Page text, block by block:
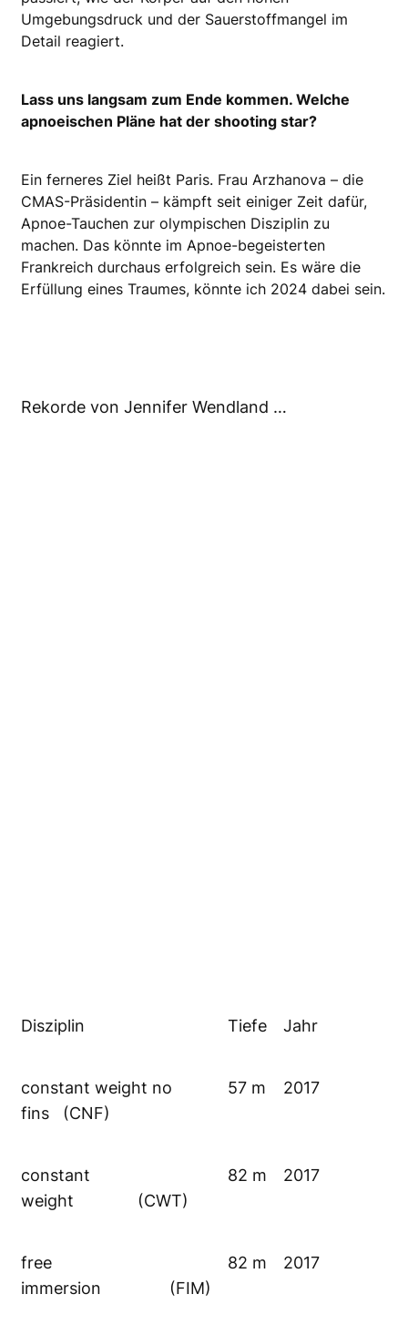
Umgebungsdruck und der Sauerstoffmangel im
Detail reagiert.
Lass uns langsam zum Ende kommen. Welche
apnoeischen Pläne hat der shooting star?
Ein ferneres Ziel heißt Paris. Frau Arzhanova – die
CMAS-Präsidentin – kämpft seit einiger Zeit dafür,
Apnoe-Tauchen zur olympischen Disziplin zu
machen. Das könnte im Apnoe-begeisterten
Frankreich durchaus erfolgreich sein. Es wäre die
Erfüllung eines Traumes, könnte ich 2024 dabei sein.
Rekorde von Jennifer Wendland …
Disziplin Tiefe Jahr
constant weight no
fins (CNF)
57 m 2017
constant
weight (CWT)
82 m 2017
free
immersion (FIM)
82 m 2017